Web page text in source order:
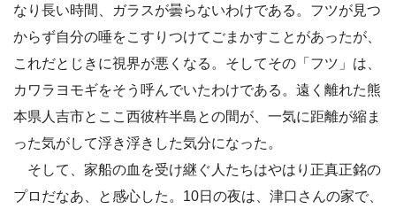
なり長い時間、ガラスが曇らないわけである。フツが見つ
からず自分の唾をこすりつけてごまかすことがあったが、
これだとじきに視界が悪くなる。そしてその「フツ」は、
カワラヨモギをそう呼んでいたわけである。遠く離れた熊
本県人吉市とここ西彼杵半島との間が、一気に距離が縮ま
った気がして浮き浮きした気分になった。
そして、家船の血を受け継ぐ人たちはやはり正真正銘の
プロだなあ、と感心した。10日の夜は、津口さんの家で、